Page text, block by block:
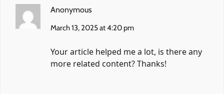
Anonymous
March 13, 2025 at 4:20 pm
Your article helped me a lot, is there any
more related content? Thanks!